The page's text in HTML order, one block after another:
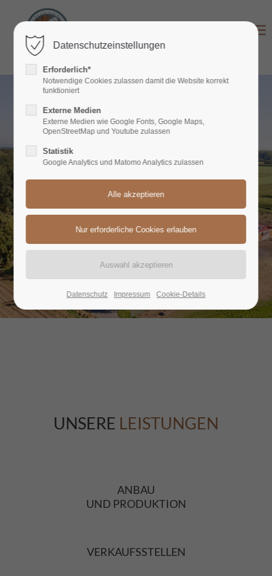
Login
Benutzername
Passwort
Anmelden
Register|Lost your password?
Support
Lorem ipsum dolor sit amet:
24h/ 365days
Get in touch
Have any questions?
Drop us a line
UNSERE LEISTUNGEN
Datenschutzeinstellungen
Erforderlich*
Notwendige Cookies zulassen damit die Website korrekt
funktioniert
Externe Medien
Externe Medien wie Google Fonts, Google Maps,
OpenStreetMap und Youtube zulassen
Statistik
Google Analytics und Matomo Analytics zulassen
Datenschutz Impressum Cookie-Details